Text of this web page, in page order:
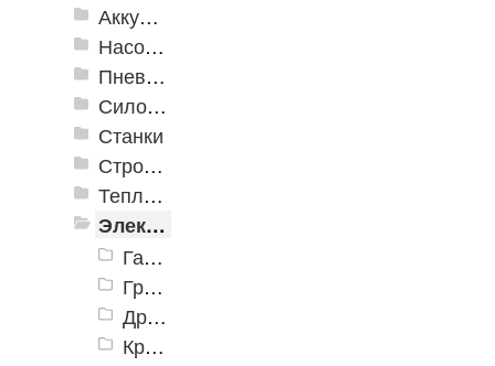
Аккумуляторный инструмент
Насосное оборудование
Пневматика
Силовое оборудование
Станки
Строительное оборудование
Тепло и клининговое оборудование (уборка)
Электроинструменты
Гайковерты (электро)
Граверы
Дрели
Краскопульты электрические